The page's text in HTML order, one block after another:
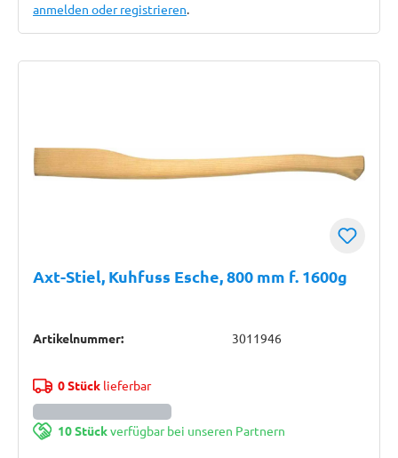
anmelden oder registrieren.
Axt-Stiel, Kuhfuss Esche, 800 mm f. 1600g
Artikelnummer: 3011946
0 Stücklieferbar
10 Stückverfügbar bei unseren Partnern